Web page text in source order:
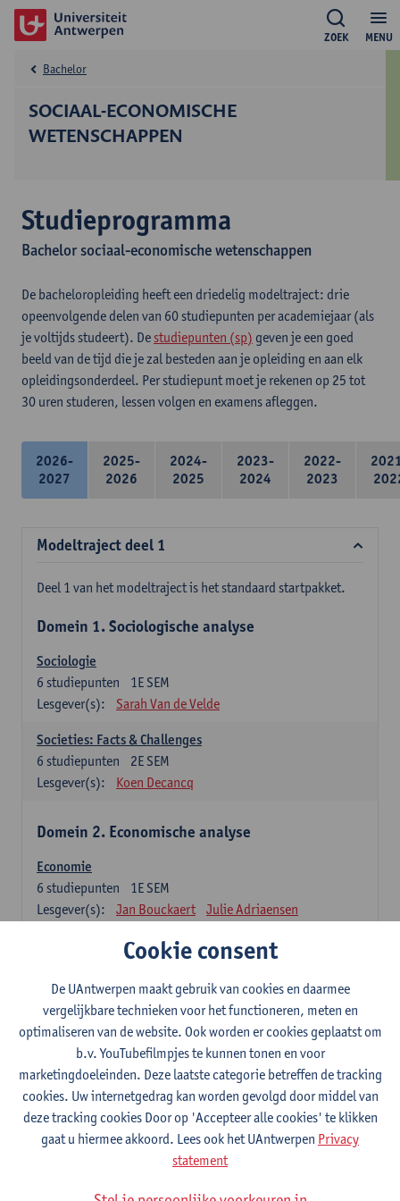
MENU
ZOEK
SOCIAAL-ECONOMISCHE
WETENSCHAPPEN
Bachelor
Studieprogramma
Bachelor sociaal-economische wetenschappen
De bacheloropleiding heeft een driedelig modeltraject: drie
opeenvolgende delen van 60 studiepunten per academiejaar (als
je voltijds studeert). De studiepunten (sp) geven je een goed
beeld van de tijd die je zal besteden aan je opleiding en aan elk
opleidingsonderdeel. Per studiepunt moet je rekenen op 25 tot
30 uren studeren, lessen volgen en examens afleggen.
2026-
2027
2025-
2026
2024-
2025
2023-
2024
2022-
2023
Modeltraject deel 1
Deel 1 van het modeltraject is het standaard startpakket.
Domein 1. Sociologische analyse
Sociologie
1E SEM
6 studiepunten
Lesgever(s):
Sarah Van de Velde
Societies: Facts & Challenges
2E SEM
6 studiepunten
Lesgever(s):
Koen Decancq
Domein 2. Economische analyse
Economie
1E SEM
6 studiepunten
Lesgever(s):
Jan Bouckaert Julie Adriaensen
Domein 3. Bedrijfseconomie
Accountancy
1E/2E SEM
6studiepunten
Lesgever(s):
Tom Van Caneghem Christine Lippens
Domein 6. Kwantitatieve methoden
Beschrijvende statistiek en kansrekenen
2E SEM
3studiepunten
Stephan Van der Veeken
Cookie consent
De UAntwerpen maakt gebruik van cookies en daarmee
vergelijkbare technieken voor het functioneren, meten en
optimaliseren van de website. Ook worden er cookies geplaatst om
b.v. YouTubefilmpjes te kunnen tonen en voor
marketingdoeleinden. Deze laatste categorie betreffen de tracking
cookies. Uw internetgedrag kan worden gevolgd door middel van
deze tracking cookies Door op 'Accepteer alle cookies' te klikken
gaat u hiermee akkoord. Lees ook het UAntwerpen Privacy
statement